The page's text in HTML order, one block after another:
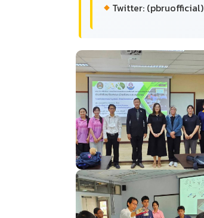
Twitter: (pbruofficial)